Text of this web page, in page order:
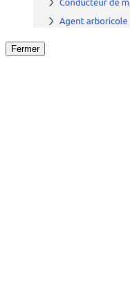
Fermer